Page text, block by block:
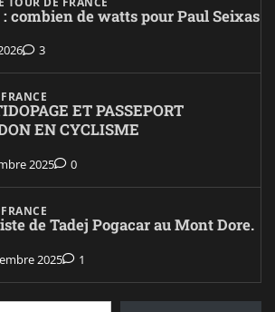
combien de watts pour Paul Seixas
3
ET PASSEPORT
EN CYCLISME
2025 0
de Tadej Pogacar au Mont Dore.
2025 1